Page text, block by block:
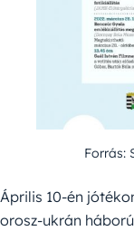
Forrás:
Április 10-én
orosz-ukrán